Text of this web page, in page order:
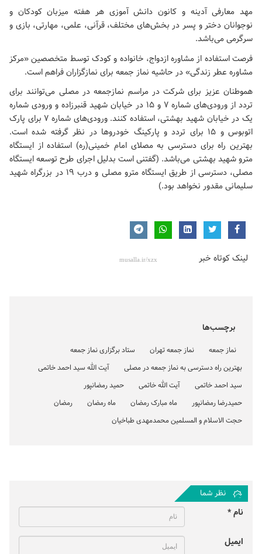
مهد معارفی آدینه و کانون دانش آموزی هر هفته میزبان کودکان و
نوجوانان دختر و پسر در بخش‌های مختلف، قرآنی، علمی، مهارتی، بازی و
سرگرمی می‌باشد.
فرصت استفاده از مشاوره ازدواج، خانواده و کودک توسط متخصصین «مرکز
مشاوره عطر زندگی» در حاشیه نماز جمعه برای نمازگزاران فراهم است.
هموطنان عزیز برای شرکت در مراسم نمازجمعه در مصلی می‌توانند برای
تردد از ورودی‌های شماره ۷ و ۱۵ در خیابان شهید قنبرزاده و ورودی شماره
یک در خیابان شهید بهشتی، استفاده کنند. ورودی‌های شماره ۷ برای پارک
اتوبوس و ۱۵ برای تردد و پارکینگ خودروها در نظر گرفته شده است.
بهترین راه برای دسترسی به مصلای امام خمینی(ره) استفاده از ایستگاه
مترو شهید بهشتی می‌باشد. (گفتنی است بدلیل اجرای طرح توسعه ایستگاه
مصلی، دسترسی از طریق ایستگاه مترو مصلی و درب‌ ۱۹ در بزرگراه شهید
سلیمانی مقدور نخواهد بود.)
لینک کوتاه خبر
برچسب‌ها
نماز جمعه نماز جمعه تهران
ستاد برگزاری نماز جمعه
بهترین راه دسترسی به نماز جمعه در مصلی
آیت الله سید احمد خاتمی
سید احمد خاتمی
آیت الله خاتمی
حمید رمضانپور
حمیدرضا رمضانپور
ماه مبارک رمضان ماه رمضان
رمضان
حجت الاسلام و المسلمین محمدمهدی طباخیان
نظر شما
نام *
ایمیل